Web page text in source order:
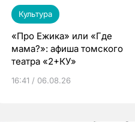
Культура
«Про Ежика» или «Где
мама?»: афиша томского
театра «2+КУ»
16:41 / 06.08.26